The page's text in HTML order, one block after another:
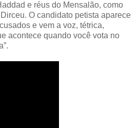
e réus do Mensalão, como
O candidato petista aparece
e vem a voz, tétrica,
acontece quando você vota no